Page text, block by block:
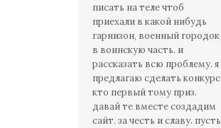
писать на теле чтоб
приехали в какой нибудь
гарнизон, военный городок
в воинскую часть. и
рассказать всю проблему. я
предлагаю сделать конкурс
кто первый тому приз.
давай те вместе создадим
сайт. за честь и славу. пусть